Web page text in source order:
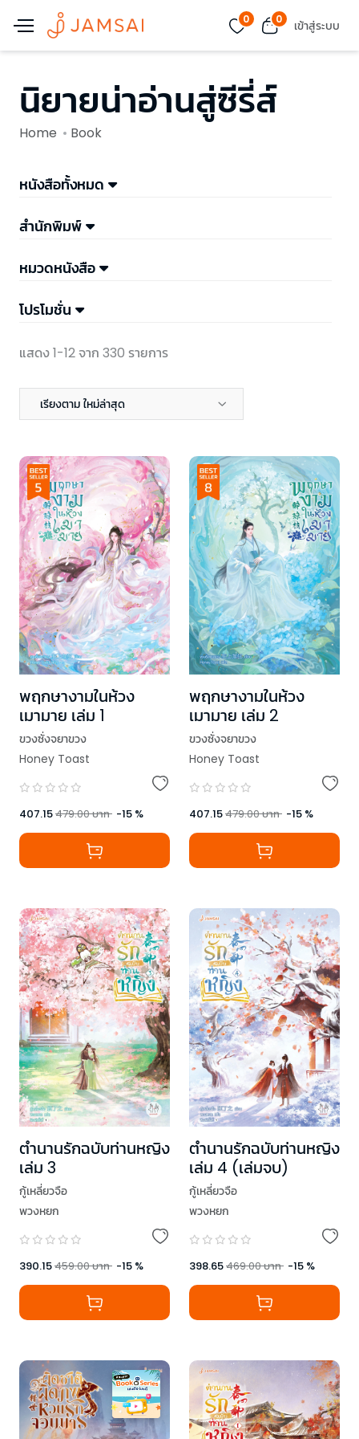
0 0 เข้าสู่ระบบ
นิยายน่าอ่านสู่ซีรี่ส์
Home Book
หนังสือทั้งหมด
สำนักพิมพ์
หมวดหนังสือ
โปรโมชั่น
แสดง 1-12 จาก 330 รายการ
เรียงตาม ใหม่ล่าสุด
พฤกษางามในห้วง
เมามาย เล่ม 1
ขวงซั่งจยาขวง
Honey Toast
407.15479.00บาท -15 %
พฤกษางามในห้วง
เมามาย เล่ม 2
ขวงซั่งจยาขวง
Honey Toast
407.15479.00บาท -15 %
ตำนานรักฉบับท่านหญิง
เล่ม 3
กู้เหลี่ยวจือ
พวงหยก
390.15459.00บาท -15 %
ตำนานรักฉบับท่านหญิง
เล่ม 4 (เล่มจบ)
กู้เหลี่ยวจือ
พวงหยก
398.65469.00บาท -15 %